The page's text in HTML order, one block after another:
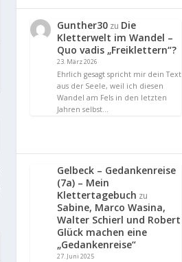
Gunther30 zu Die
Kletterwelt im Wandel –
Quo vadis „Freiklettern“?
23. März 2026
Ehrlich gesagt spricht mir dein Text
aus der Seele, weil ich diesen
Wandel am Fels in den letzten
Jahren selbst…
Gelbeck – Gedankenreise
(7a) – Mein
Klettertagebuch zu
Sabine, Marco Wasina,
Walter Schierl und Robert
Glück machen eine
„Gedankenreise“
27. Juni 2025